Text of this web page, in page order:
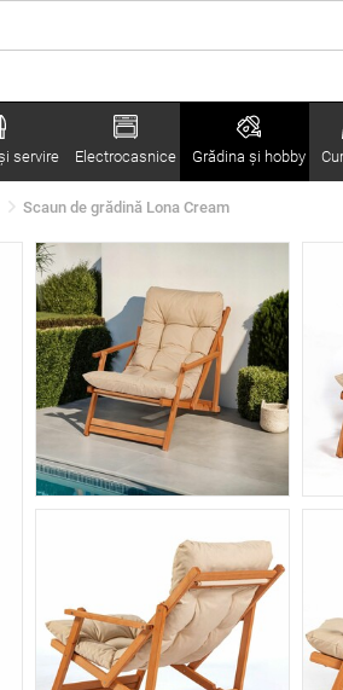
servire Electrocasnice Grădina şi hobby
Scaun de grădină Lona Cream